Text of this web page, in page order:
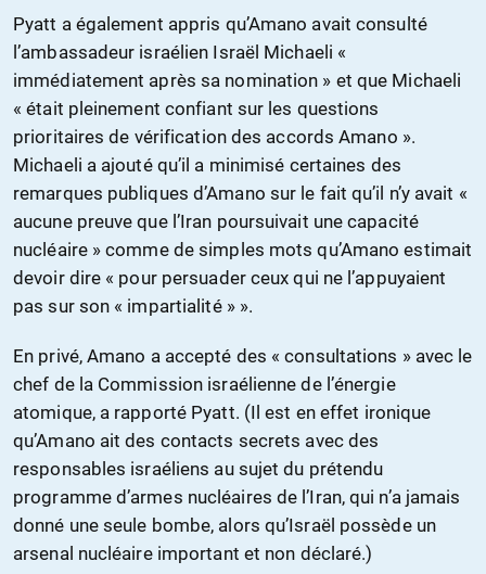
Pyatt a également appris qu’Amano avait consulté
l’ambassadeur israélien Israël Michaeli «
immédiatement après sa nomination » et que Michaeli
« était pleinement confiant sur les questions
prioritaires de vérification des accords Amano ».
Michaeli a ajouté qu’il a minimisé certaines des
remarques publiques d’Amano sur le fait qu’il n’y avait «
aucune preuve que l’Iran poursuivait une capacité
nucléaire » comme de simples mots qu’Amano estimait
devoir dire « pour persuader ceux qui ne l’appuyaient
pas sur son « impartialité » ».
En privé, Amano a accepté des « consultations » avec le
chef de la Commission israélienne de l’énergie
atomique, a rapporté Pyatt. (Il est en effet ironique
qu’Amano ait des contacts secrets avec des
responsables israéliens au sujet du prétendu
programme d’armes nucléaires de l’Iran, qui n’a jamais
donné une seule bombe, alors qu’Israël possède un
arsenal nucléaire important et non déclaré.)